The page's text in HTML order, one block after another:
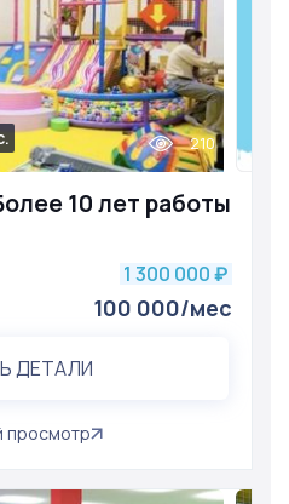
10 лет работы
210
1 300 000 ₽
100 000/мес
ДЕТАЛИ
просмотр